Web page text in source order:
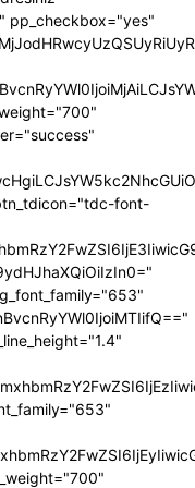
pp_checkbox="yes"
font-